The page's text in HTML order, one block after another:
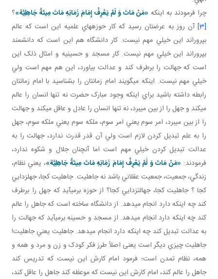
چرا فرمودند به اينکه «مَنْ مَاتَ وَ لَمْ يَعْرِفْ إِمَامَ زَمَانِهِ مَاتَ مِيتَةً جَاهِلِيَّة»؟
[3]
آن روز به عرضتان رسيد که کار حوزه هاي علميه اين است که عالم
بپروراند اين خيلي مهم نيست. کار دانشگاه هم اين است که دانشمند
بپروراند اين خيلي مهم نيست. کار مسجد و حسينيه و امثال ذلک اين
است که جهالت را برطرف کند و عدالت بياورد، اين هم مهم است ولي
خيلي مهم نيست. اينکه مي گويند امام زمانتان را بشناسيد با امام زمانتان
رابطه داشته باشيد براي اينکه وجود مبارک حضرت نه تنها انسان را عالم
مي کند و جهل را از بين مي برد، نه تنها انسان را عادل و عاقل مي کند و جهالت
را از بين مي برد، امر سوم يعني امر سوم، ملکه سوم يعني ملکه سوم، جهل
را به علم تبديل کردن لازم است ولي آن قدر قدرت ندارد، جهالت را به
عدالت تبديل کردن خيلي مهم است اما آن چنان جلال و شکوه ندارد،
فرمودند: «مَنْ مَاتَ وَ لَمْ يَعْرِفْ إِمَامَ زَمَانِهِ مَاتَ مِيتَةً جَاهِلِيَّة»، يعني نظام،
زندگي، جمعيت، جمعيت عقلاني باشد نه جاهليت. جاهليت کجا، جهل زدايي
کجا ؟ جاهليت کجا، جهالت زدايي کجا؟ از حوزه برمي آيد که جهل را برطرف
کند چه اينکه دارد انجام می­دهد. از دانشگاه ساخته است که جاهل را عالم
کند چه اينکه دارد انجام می­دهد. از مسجد و حسينه برمي آيد که جهالت را
به عدالت تبديل کند چه اينکه دارد انجام می­دهد. جاهليت يعني جاهليت!
جاهليت چيزي ديگر است يعنی اصلاً طرز فکر کودک و زن و مرد و همه و
همه، نظام تمدن است؛ فرمود امام کارش اين نيست که تدريس کند
جاهل را عالم کند، امام کارش اين نيست که موعظه کند جاهل را عاقل کند،